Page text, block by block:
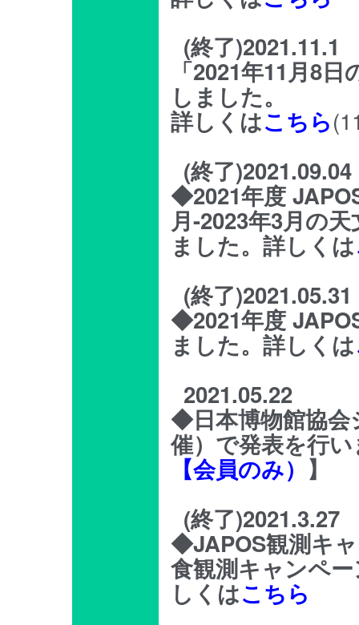
(終了)2021.11.1
「2021年11月8
しました。
詳しくはこちら
(終了)2021.09.04
◆2021年度
月-2023年3月の
ました。詳しくは
(終了)2021.05.31
◆2021年度
ました。詳しくは
2021.05.22
◆日本博物館協会
催）で発表を行
【会員のみ） 】
(終了)2021.3.27
◆JAPOS観測キ
食観測キャンペ
しくはこちら